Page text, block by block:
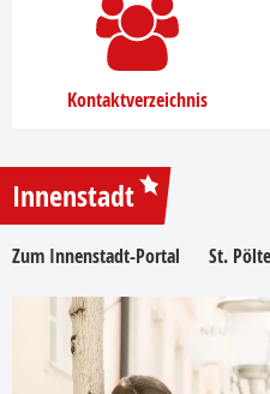
Kontaktverzeichnis
Innenstadt
Zum Innenstadt-Portal St.